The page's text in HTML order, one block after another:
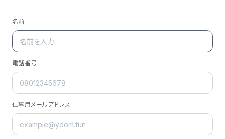
名前
電話番号
仕事用メールアドレス